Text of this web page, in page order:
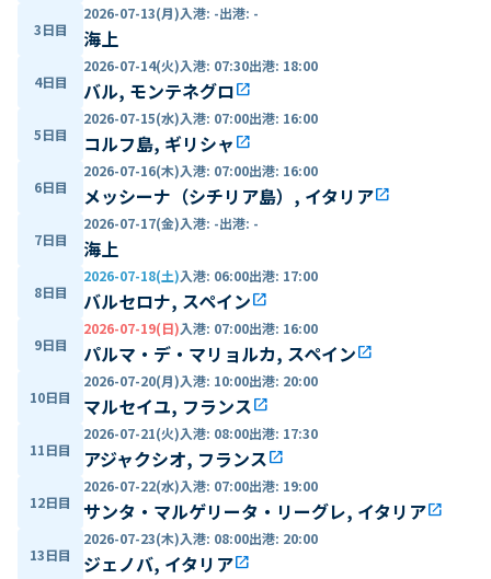
3日目
2026-07-13(月)入港: -出港: -
海上
4日目
2026-07-14(火)入港: 07:30出港: 18:00
バル, モンテネグロopen_in_new
5日目
2026-07-15(水)入港: 07:00出港: 16:00
コルフ島, ギリシャ open_in_new
6日目
2026-07-16(木)入港: 07:00出港: 16:00
メッシーナ（シチリア島）, イタリアopen_in_new
7日目
2026-07-17(金)入港: -出港: -
海上
8日目
2026-07-18(土)入港: 06:00出港: 17:00
バルセロナ, スペインopen_in_new
9日目
2026-07-19(日)入港: 07:00出港: 16:00
パルマ・デ・マリョルカ, スペインopen_in_new
10日目
2026-07-20(月)入港: 10:00出港: 20:00
マルセイユ, フランスopen_in_new
11日目
2026-07-21(火)入港: 08:00出港: 17:30
アジャクシオ, フランスopen_in_new
12日目
2026-07-22(水)入港: 07:00出港: 19:00
サンタ・マルゲリータ・リーグレ, イタリアopen_in_new
13日目
2026-07-23(木)入港: 08:00出港: 20:00
ジェノバ, イタリアopen_in_new